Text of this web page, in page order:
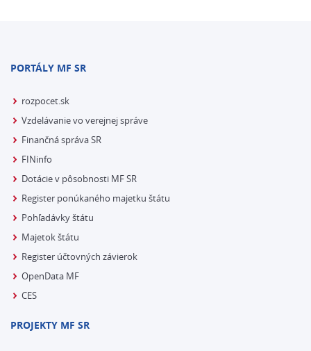
PORTÁLY MF SR
rozpocet.sk
Vzdelávanie vo verejnej správe
Finančná správa SR
FINinfo
Dotácie v pôsobnosti MF SR
Register ponúkaného majetku štátu
Pohľadávky štátu
Majetok štátu
Register účtovných závierok
OpenData MF
CES
PROJEKTY MF SR